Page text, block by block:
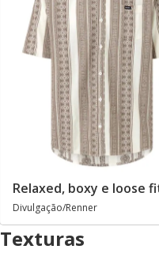
Relaxed, boxy e loose
Divulgação/Renner
Texturas